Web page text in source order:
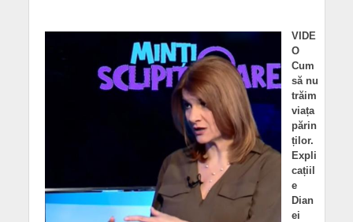
VIDE
O
Cum
să nu
trăim
viața
părin
ților.
Expli
cațiil
e
Dian
ei